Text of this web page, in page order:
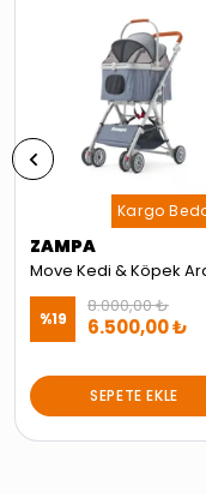
Kargo
ZAMPA
%19
8.000,00 ₺
6.500,00 ₺
SEPETE EKLE